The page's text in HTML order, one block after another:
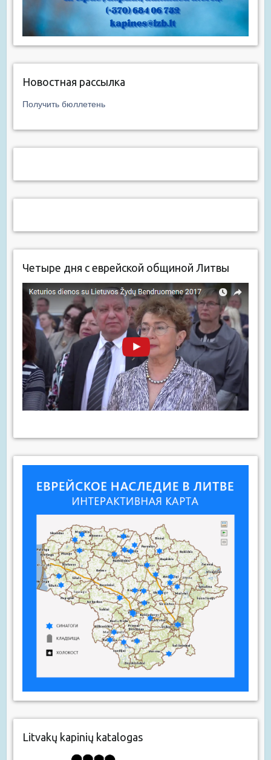
Новостная рассылка
Получить бюллетень
Четыре дня с еврейской общиной Литвы
Litvakų kapinių katalogas